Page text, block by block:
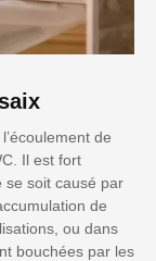
de
Il est fort
se soit causé par
de
ou dans
bouchées par les